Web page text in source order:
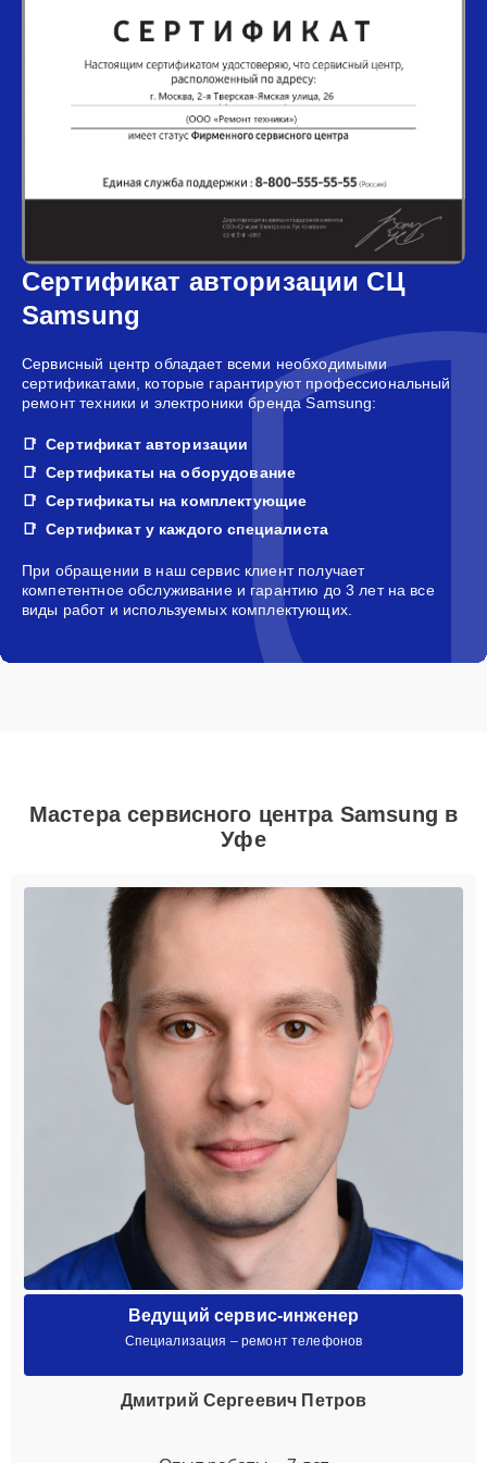
Сертификат авторизации СЦ
Samsung
Сервисный центр обладает всеми необходимыми
сертификатами, которые гарантируют профессиональный
ремонт техники и электроники бренда Samsung:
Сертификат авторизации
Сертификаты на оборудование
Сертификаты на комплектующие
Сертификат у каждого специалиста
При обращении в наш сервис клиент получает
компетентное обслуживание и гарантию до 3 лет на все
виды работ и используемых комплектующих.
Мастера сервисного центра Samsung в
Уфе
Ведущий сервис-инженер
Специализация – ремонт телефонов
Дмитрий Сергеевич Петров